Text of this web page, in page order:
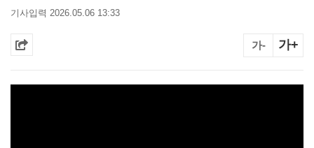
기사입력 2026.05.06 13:33
가- 가+